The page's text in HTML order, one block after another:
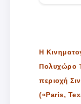
Η
Πολυχώρο
περιοχή
(«Paris,